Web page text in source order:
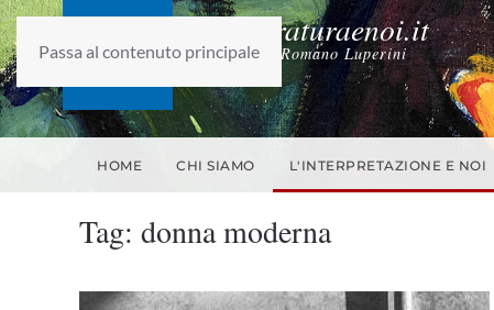
Passa al contenuto principale
laletteraturaenoi.it
fondato da Romano Luperini
HOME CHI SIAMO L'INTERPRETAZIONE E NOI
Tag: donna moderna